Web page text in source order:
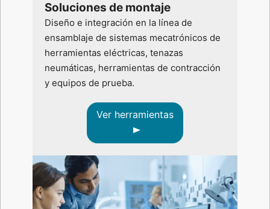
Soluciones de montaje
Diseño e integración en la línea de
ensamblaje de sistemas mecatrónicos de
herramientas eléctricas, tenazas
neumáticas, herramientas de contracción
y equipos de prueba.
Ver herramientas